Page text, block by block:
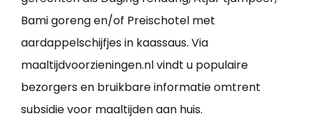
Bami goreng en/of Preischotel met
aardappelschijfjes in kaassaus. Via
maaltijdvoorzieningen.nl vindt u populaire
bezorgers en bruikbare informatie omtrent
subsidie voor maaltijden aan huis.